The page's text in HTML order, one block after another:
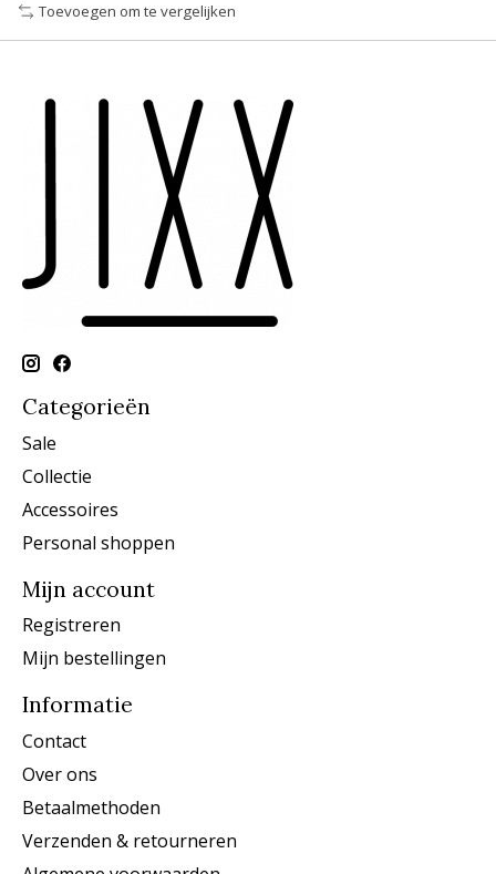
Toevoegen om te vergelijken
Categorieën
Sale
Collectie
Accessoires
Personal shoppen
Mijn account
Registreren
Mijn bestellingen
Informatie
Contact
Over ons
Betaalmethoden
Verzenden & retourneren